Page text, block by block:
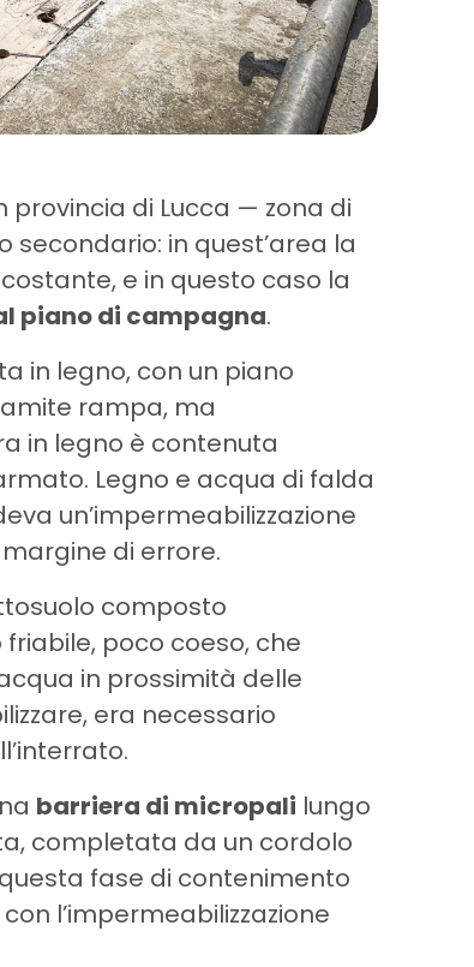
provincia di Lucca — zona di
secondario: in quest’area la
e in questo caso la
piano di campagna.
in legno, con un piano
rampa, ma
in legno è contenuta
Legno e acqua di falda
un’impermeabilizzazione
di errore.
composto
poco coeso, che
in prossimità delle
era necessario
barriera di micropali lungo
completata da un cordolo
fase di contenimento
l’impermeabilizzazione